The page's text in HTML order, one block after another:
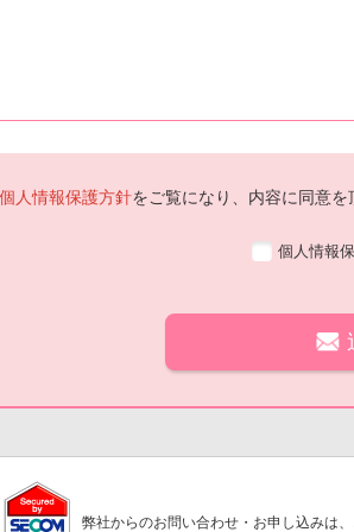
個人情報保護方針をご覧になり、内容に同意を
個人情報
弊社からのお問い合わせ・お申し込みは